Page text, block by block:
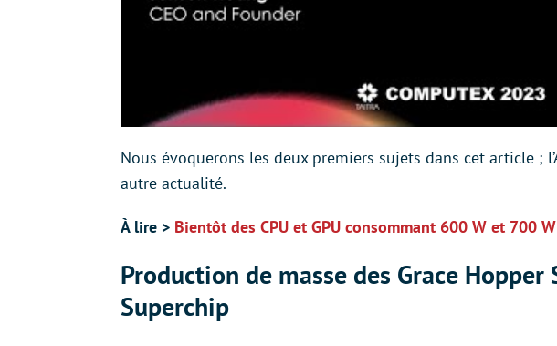
Nous évoquerons les deux premiers sujets dans cet article ;
autre actualité.
À lire > Bientôt des CPU et GPU consommant 600 W et 700
Production de masse des Grace Hopper
Superchip